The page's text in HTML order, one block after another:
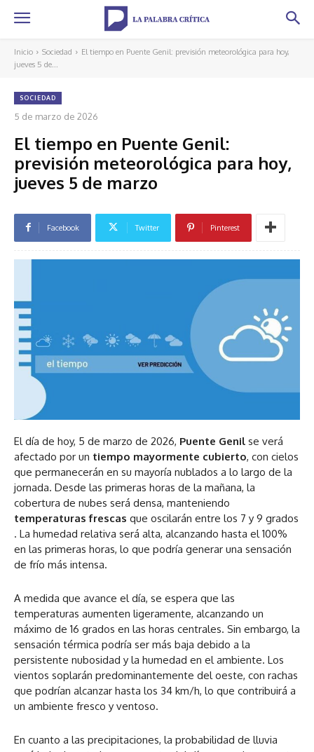
Inicio Sociedad
El tiempo en Puente Genil: previsión meteorológica para hoy,
jueves 5 de...
SOCIEDAD
5 de marzo de 2026
El tiempo en Puente Genil:
previsión meteorológica para hoy,
jueves 5 de marzo
Facebook Twitter Pinterest
El día de hoy, 5 de marzo de 2026, Puente Genil se verá
afectado por un tiempo mayormente cubierto, con cielos
que permanecerán en su mayoría nublados a lo largo de la
jornada. Desde las primeras horas de la mañana, la
cobertura de nubes será densa, manteniendo
temperaturas frescas que oscilarán entre los 7 y 9 grados
. La humedad relativa será alta, alcanzando hasta el 100%
en las primeras horas, lo que podría generar una sensación
de frío más intensa.
A medida que avance el día, se espera que las
temperaturas aumenten ligeramente, alcanzando un
máximo de 16 grados en las horas centrales. Sin embargo, la
sensación térmica podría ser más baja debido a la
persistente nubosidad y la humedad en el ambiente. Los
vientos soplarán predominantemente del oeste, con rachas
que podrían alcanzar hasta los 34 km/h, lo que contribuirá a
un ambiente fresco y ventoso.
En cuanto a las precipitaciones, la probabilidad de lluvia